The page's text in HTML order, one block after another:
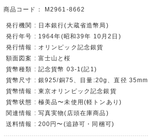
商品コード： M2961-8662
発行機関 : 日本銀行(大蔵省造幣局)
発行年号 : 1964年(昭和39年 10月2日)
発行情報 : オリンピック記念銀貨
額面図案 : 富士山と桜
貨幣種類 : 記念貨幣 03-1(記1)
貨幣尺寸 : 銀925/銅75、目量:20g、直径 35mm
貨幣情報 : 東京オリンピック記念銀貨
貨幣状態 : 極美品〜未使用(軽トンあり)
関連情報 : 写真実物(店頭在庫商品)
送料情報 : 200円〜(追跡可・同梱可)